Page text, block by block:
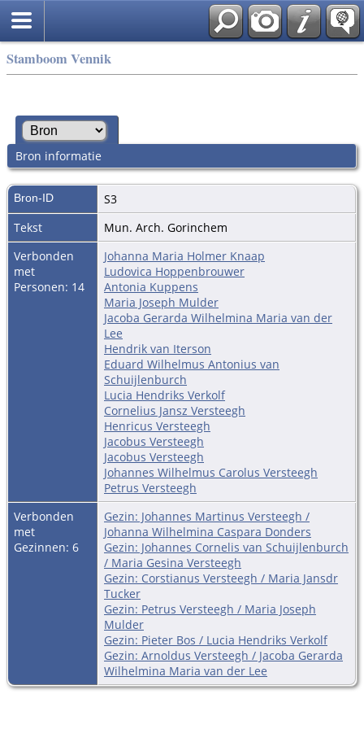
Stamboom Vennik
Bron informatie
Bron-ID
S3
Tekst
Mun. Arch. Gorinchem
Verbonden
met
Personen: 14
Johanna Maria Holmer Knaap
Ludovica Hoppenbrouwer
Antonia Kuppens
Maria Joseph Mulder
Jacoba Gerarda Wilhelmina Maria van der
Lee
Hendrik van Iterson
Eduard Wilhelmus Antonius van
Schuijlenburch
Lucia Hendriks Verkolf
Cornelius Jansz Versteegh
Henricus Versteegh
Jacobus Versteegh
Jacobus Versteegh
Johannes Wilhelmus Carolus Versteegh
Petrus Versteegh
Verbonden
met
Gezinnen: 6
Gezin: Johannes Martinus Versteegh /
Johanna Wilhelmina Caspara Donders
Gezin: Johannes Cornelis van Schuijlenburch
/ Maria Gesina Versteegh
Gezin: Corstianus Versteegh / Maria Jansdr
Tucker
Gezin: Petrus Versteegh / Maria Joseph
Mulder
Gezin: Pieter Bos / Lucia Hendriks Verkolf
Gezin: Arnoldus Versteegh / Jacoba Gerarda
Wilhelmina Maria van der Lee